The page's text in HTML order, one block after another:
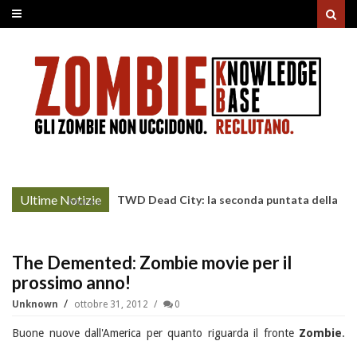
Ultime Notizie
More »
TWD Dead City: la seconda puntata della
The Demented: Zombie movie per il
prossimo anno!
Unknown ottobre 31, 2012 0
Buone nuove dall'America per quanto riguarda il fronte Zombie.